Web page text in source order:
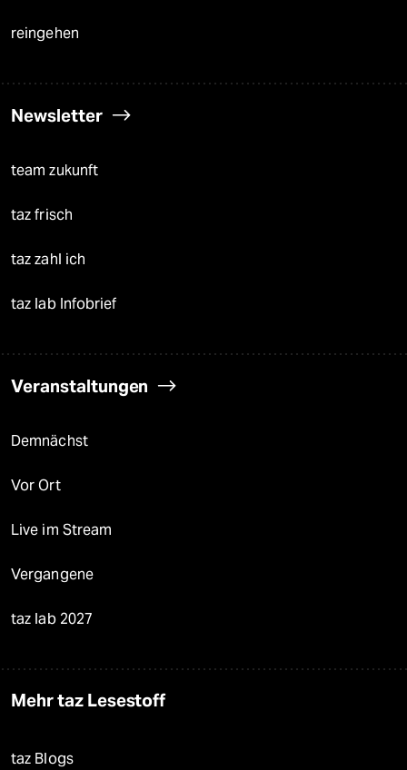
reingehen
Newsletter
team zukunft
taz frisch
taz zahl ich
taz lab Infobrief
Veranstaltungen
Demnächst
Vor Ort
Live im Stream
Vergangene
taz lab 2027
Mehr taz Lesestoff
taz Blogs